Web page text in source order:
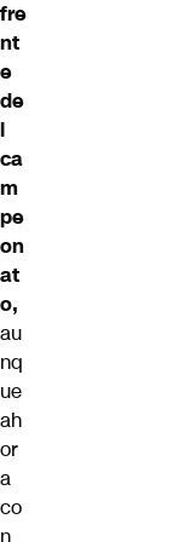
fre
nt
e
de
l
ca
m
pe
on
at
o,
au
nq
ue
ah
or
a
co